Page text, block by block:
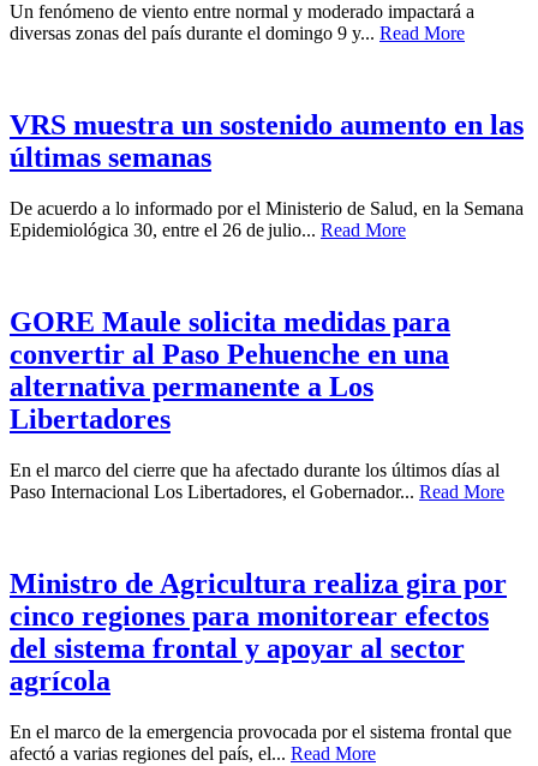
Un fenómeno de viento entre normal y moderado impactará a
diversas zonas del país durante el domingo 9 y... Read More
VRS muestra un sostenido aumento en las
últimas semanas
De acuerdo a lo informado por el Ministerio de Salud, en la Semana
Epidemiológica 30, entre el 26 de julio... Read More
GORE Maule solicita medidas para
convertir al Paso Pehuenche en una
alternativa permanente a Los
Libertadores
En el marco del cierre que ha afectado durante los últimos días al
Paso Internacional Los Libertadores, el Gobernador... Read More
Ministro de Agricultura realiza gira por
cinco regiones para monitorear efectos
del sistema frontal y apoyar al sector
agrícola
En el marco de la emergencia provocada por el sistema frontal que
afectó a varias regiones del país, el... Read More